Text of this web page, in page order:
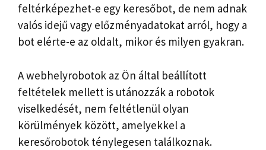
feltérképezhet-e egy keresőbot, de nem adnak
valós idejű vagy előzményadatokat arról, hogy a
bot elérte-e az oldalt, mikor és milyen gyakran.
A webhelyrobotok az Ön által beállított
feltételek mellett is utánozzák a robotok
viselkedését, nem feltétlenül olyan
körülmények között, amelyekkel a
keresőrobotok ténylegesen találkoznak.